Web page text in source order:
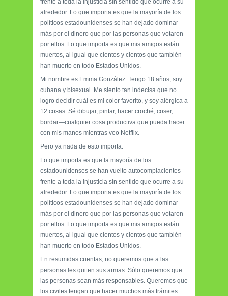
frente a toda la injusticia sin sentido que ocurre a su
alrededor. Lo que importa es que la mayoría de los
políticos estadounidenses se han dejado dominar
más por el dinero que por las personas que votaron
por ellos. Lo que importa es que mis amigos están
muertos, al igual que cientos y cientos que también
han muerto en todo Estados Unidos.
Mi nombre es Emma González. Tengo 18 años, soy
cubana y bisexual. Me siento tan indecisa que no
logro decidir cuál es mi color favorito, y soy alérgica a
12 cosas. Sé dibujar, pintar, hacer croché, coser,
bordar—cualquier cosa productiva que pueda hacer
con mis manos mientras veo Netflix.
Pero ya nada de esto importa.
Lo que importa es que la mayoría de los
estadounidenses se han vuelto autocomplacientes
frente a toda la injusticia sin sentido que ocurre a su
alrededor. Lo que importa es que la mayoría de los
políticos estadounidenses se han dejado dominar
más por el dinero que por las personas que votaron
por ellos. Lo que importa es que mis amigos están
muertos, al igual que cientos y cientos que también
han muerto en todo Estados Unidos.
En resumidas cuentas, no queremos que a las
personas les quiten sus armas. Sólo queremos que
las personas sean más responsables. Queremos que
los civiles tengan que hacer muchos más trámites